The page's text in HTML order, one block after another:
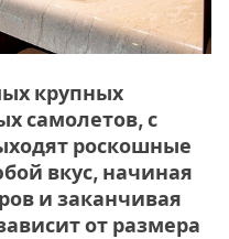
крупных
самолетов, с
роскошные
вкус, начиная
и заканчивая
от размера